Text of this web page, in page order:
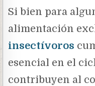
Si bien para
alimentación
insectívoros
esencial en el
contribuyen al